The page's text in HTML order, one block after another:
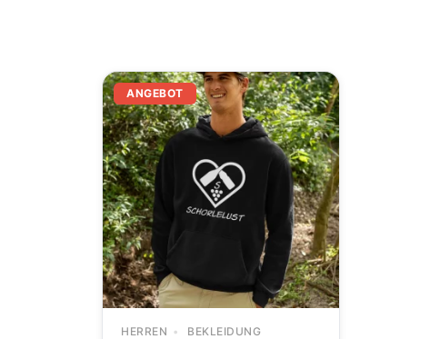
ANGEBOT
HERREN BEKLEIDUNG